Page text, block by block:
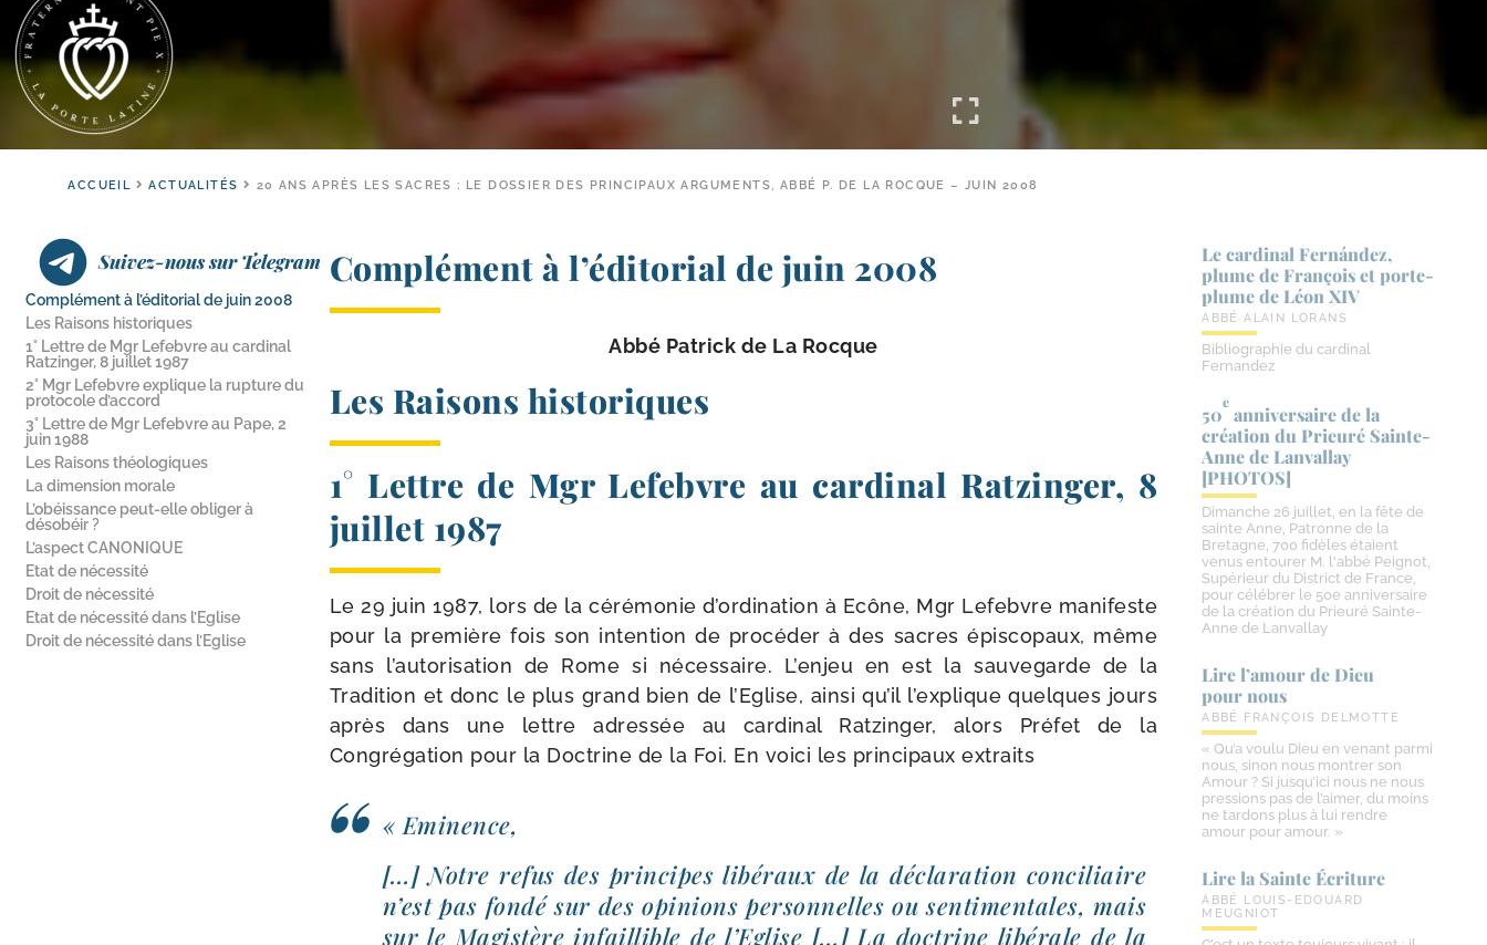
ACCUEIL ACTUALITÉS 20 ANS APRÈS LES SACRES : LE DOSSIER DES PRINCIPAUX ARGUMENTS, ABBÉ P. DE LA ROCQUE – JUIN 2008
Suivez-nous sur Telegram
Complément à l’éditorial de juin 2008
Les Raisons historiques
1° Lettre de Mgr Lefebvre au cardinal
Ratzinger, 8 juillet 1987
2° Mgr Lefebvre explique la rupture du
protocole d’accord
3° Lettre de Mgr Lefebvre au Pape, 2
juin 1988
Les Raisons théologiques
La dimension morale
L’obéissance peut-​elle obliger à
désobéir ?
L’aspect CANONIQUE
Etat de nécessité
Droit de nécessité
Etat de nécessité dans l’Eglise
Droit de nécessité dans l’Eglise
Complément à l’éditorial de juin 2008
Abbé Patrick de La Rocque
Les Raisons historiques
1° Lettre de Mgr Lefebvre au cardinal Ratzinger, 8
juillet 1987
Le 29 juin 1987, lors de la céré­mo­nie d’ordination à Ecône, Mgr Lefebvre mani­feste
pour la pre­mière fois son inten­tion de pro­cé­der à des sacres épis­co­paux, même
sans l’autorisation de Rome si néces­saire. L’enjeu en est la sau­ve­garde de la
Tradition et donc le plus grand bien de l’Eglise, ain­si qu’il l’explique quelques jours
après dans une lettre adres­sée au car­di­nal Ratzinger, alors Préfet de la
Congrégation pour la Doctrine de la Foi. En voi­ci les prin­ci­paux extraits
« Eminence,
[…] Notre refus des prin­cipes libé­raux de la décla­ra­tion conci­liaire
n’est pas fon­dé sur des opi­nions per­son­nelles ou sen­ti­men­tales, mais
sur le Magistère infaillible de l’Eglise […] La doc­trine libé­rale de la
Le cardinal Fernández,
plume de François et porte-​
plume de Léon XIV
ABBÉ ALAIN LORANS
Bibliographie du cardinal
Fernandez
50
e
anniversaire de la
création du Prieuré Sainte-​
Anne de Lanvallay
[PHOTOS]
Dimanche 26 juillet, en la fête de
sainte Anne, Patronne de la
Bretagne, 700 fidèles étaient
venus entourer M. l'abbé Peignot,
Supérieur du District de France,
pour célébrer le 50e anniversaire
de la création du Prieuré Sainte-
Anne de Lanvallay
Lire l’amour de Dieu
pour nous
ABBÉ FRANÇOIS DELMOTTE
« Qu’a voulu Dieu en venant parmi
nous, sinon nous montrer son
Amour ? Si jusqu’ici nous ne nous
pressions pas de l’aimer, du moins
ne tardons plus à lui rendre
amour pour amour. »
Lire la Sainte Écriture
ABBÉ LOUIS-EDOUARD
MEUGNIOT